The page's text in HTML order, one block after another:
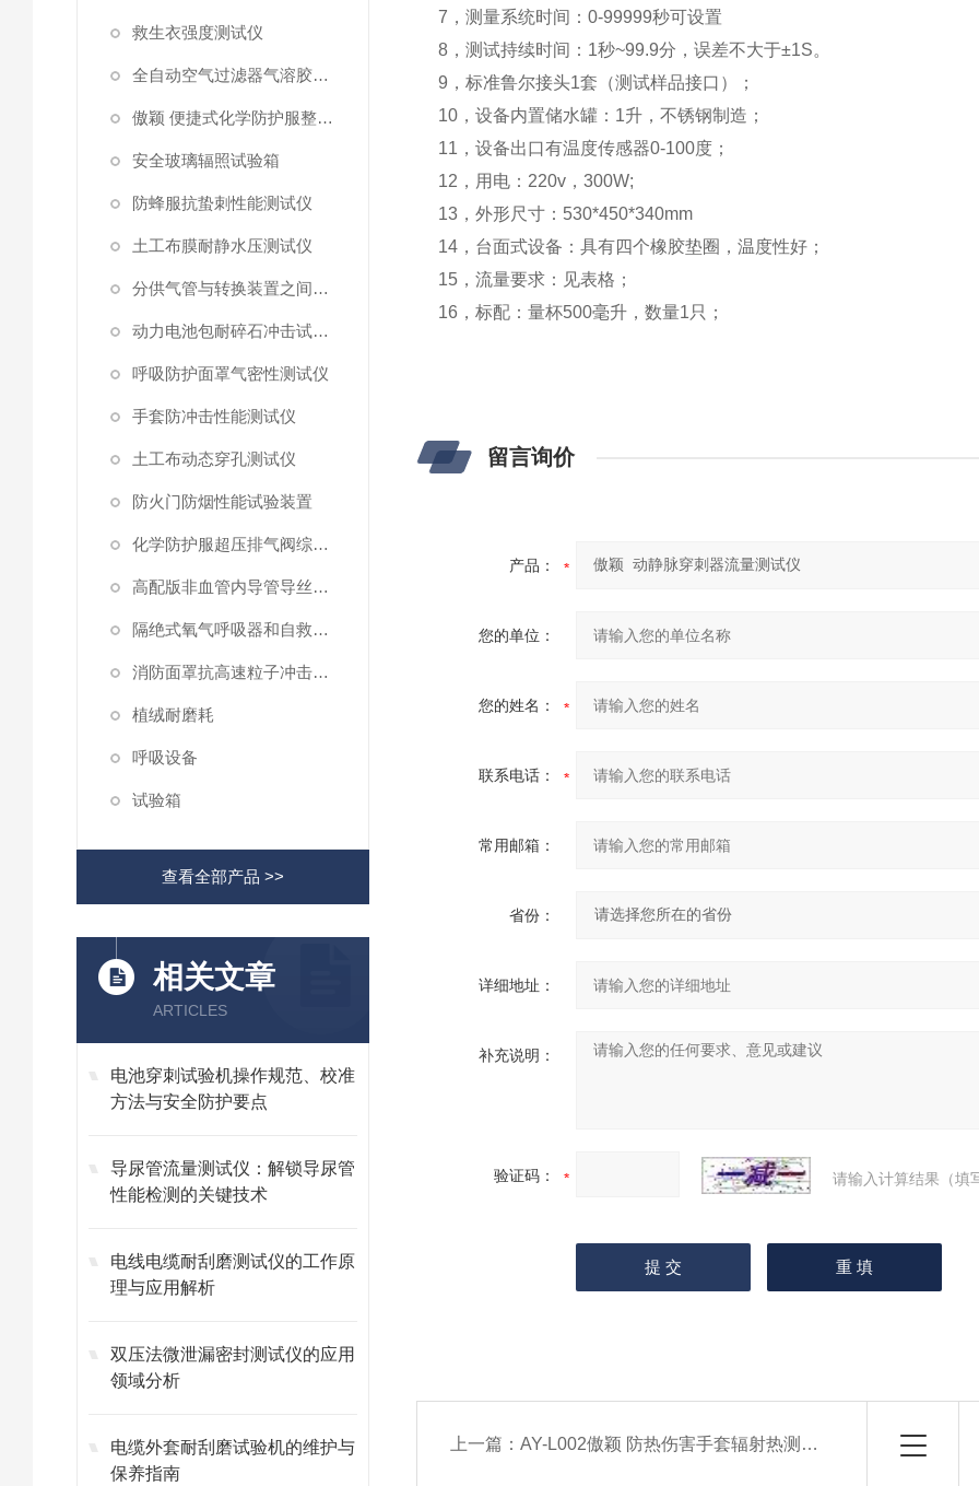
救生衣强度测试仪
全自动空气过滤器气溶胶细菌截留测试仪
傲颖 便捷式化学防护服整体气密性测试仪
安全玻璃辐照试验箱
防蜂服抗蛰刺性能测试仪
土工布膜耐静水压测试仪
分供气管与转换装置之间连接强度试验机
动力电池包耐碎石冲击试验机
呼吸防护面罩气密性测试仪
手套防冲击性能测试仪
土工布动态穿孔测试仪
防火门防烟性能试验装置
化学防护服超压排气阀综合性测试仪
高配版非血管内导管导丝滑动性能测试仪
隔绝式氧气呼吸器和自救器二氧化碳吸收率及水分含量测试仪
消防面罩抗高速粒子冲击试验机
植绒耐磨耗
呼吸设备
试验箱
查看全部产品 >>
相关文章
ARTICLES
电池穿刺试验机操作规范、校准
方法与安全防护要点
导尿管流量测试仪：解锁导尿管
性能检测的关键技术
电线电缆耐刮磨测试仪的工作原
理与应用解析
双压法微泄漏密封测试仪的应用
领域分析
电缆外套耐刮磨试验机的维护与
保养指南
7 ，测量系统时间 ：0-99999秒可设置
8 ，测试持续时间： 1秒~99.9分，误差不大于±1S。
9 ，标准鲁尔接头1套（测试样品接口）；
10 ，设备内置储水罐： 1升，不锈钢制造；
11 ，设备出口有温度传感器0-100度；
12 ，用电： 220v ，300W;
13 ，外形尺寸： 530*450*340mm
14 ，台面式设备：具有四个橡胶垫圈，温度性好；
15 ，流量要求：见表格；
16 ，标配：量杯500毫升，数量1 只；
留言询价
产品：
您的单位：
您的姓名：
联系电话：
常用邮箱：
省份：
详细地址：
补充说明：
验证码： 请输入计算结果（填
上一篇：AY-L002傲颖 防热伤害手套辐射热测试仪